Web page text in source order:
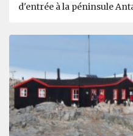
d'entrée à la péninsule